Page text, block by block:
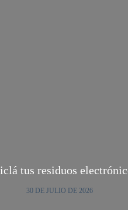
tus residuos
30 DE JULIO DE 2026